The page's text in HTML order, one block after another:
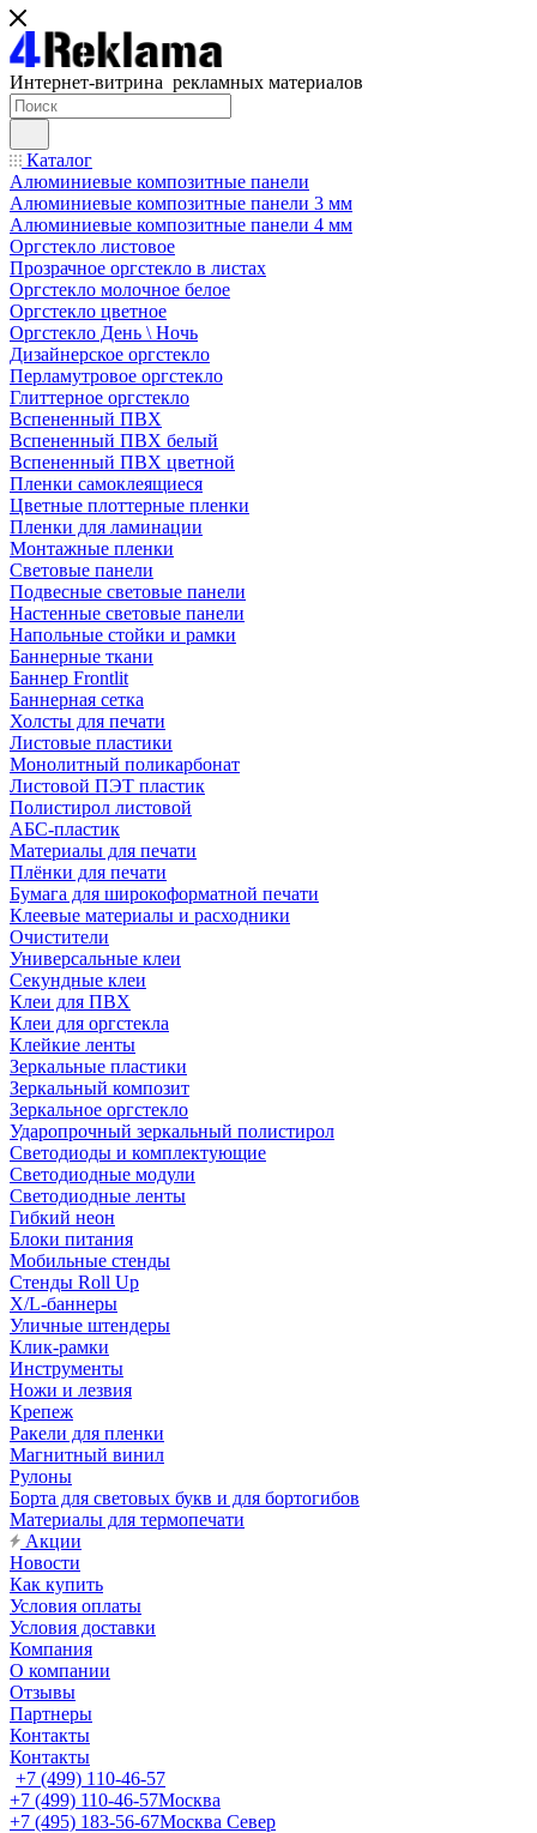
Интернет-витрина рекламных материалов
Каталог
Алюминиевые композитные панели
Алюминиевые композитные панели 3 мм
Алюминиевые композитные панели 4 мм
Оргстекло листовое
Прозрачное оргстекло в листах
Оргстекло молочное белое
Оргстекло цветное
Оргстекло День \ Ночь
Дизайнерское оргстекло
Перламутровое оргстекло
Глиттерное оргстекло
Вспененный ПВХ
Вспененный ПВХ белый
Вспененный ПВХ цветной
Пленки самоклеящиеся
Цветные плоттерные пленки
Пленки для ламинации
Монтажные пленки
Световые панели
Подвесные световые панели
Настенные световые панели
Напольные стойки и рамки
Баннерные ткани
Баннер Frontlit
Баннерная сетка
Холсты для печати
Листовые пластики
Монолитный поликарбонат
Листовой ПЭТ пластик
Полистирол листовой
АБС-пластик
Материалы для печати
Плёнки для печати
Бумага для широкоформатной печати
Клеевые материалы и расходники
Очистители
Универсальные клеи
Секундные клеи
Клеи для ПВХ
Клеи для оргстекла
Клейкие ленты
Зеркальные пластики
Зеркальный композит
Зеркальное оргстекло
Ударопрочный зеркальный полистирол
Светодиоды и комплектующие
Светодиодные модули
Светодиодные ленты
Гибкий неон
Блоки питания
Мобильные стенды
Стенды Roll Up
X/L-баннеры
Уличные штендеры
Клик-рамки
Инструменты
Ножи и лезвия
Крепеж
Ракели для пленки
Магнитный винил
Рулоны
Борта для световых букв и для бортогибов
Материалы для термопечати
Акции
Новости
Как купить
Условия оплаты
Условия доставки
Компания
О компании
Отзывы
Партнеры
Контакты
Контакты
+7 (499) 110-46-57
+7 (499) 110-46-57Москва
+7 (495) 183-56-67Москва Север